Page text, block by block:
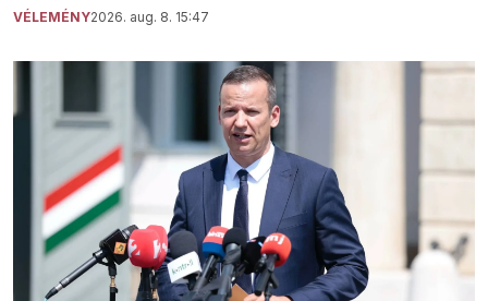
VÉLEMÉNY2026. aug. 8. 15:47